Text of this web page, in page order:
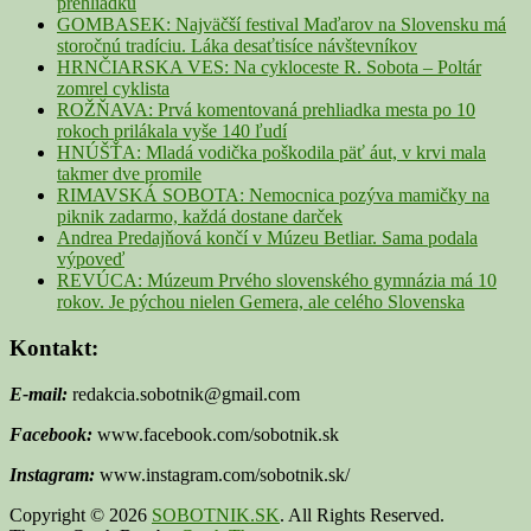
GOMBASEK: Najväčší festival Maďarov na Slovensku má
storočnú tradíciu. Láka desaťtisíce návštevníkov
HRNČIARSKA VES: Na cykloceste R. Sobota – Poltár
zomrel cyklista
ROŽŇAVA: Prvá komentovaná prehliadka mesta po 10
rokoch prilákala vyše 140 ľudí
HNÚŠŤA: Mladá vodička poškodila päť áut, v krvi mala
takmer dve promile
RIMAVSKÁ SOBOTA: Nemocnica pozýva mamičky na
piknik zadarmo, každá dostane darček
Andrea Predajňová končí v Múzeu Betliar. Sama podala
výpoveď
REVÚCA: Múzeum Prvého slovenského gymnázia má 10
rokov. Je pýchou nielen Gemera, ale celého Slovenska
Kontakt:
E-mail: redakcia.sobotnik@gmail.com
Facebook: www.facebook.com/sobotnik.sk
Instagram: www.instagram.com/sobotnik.sk/
Copyright © 2026 SOBOTNIK.SK. All Rights Reserved.